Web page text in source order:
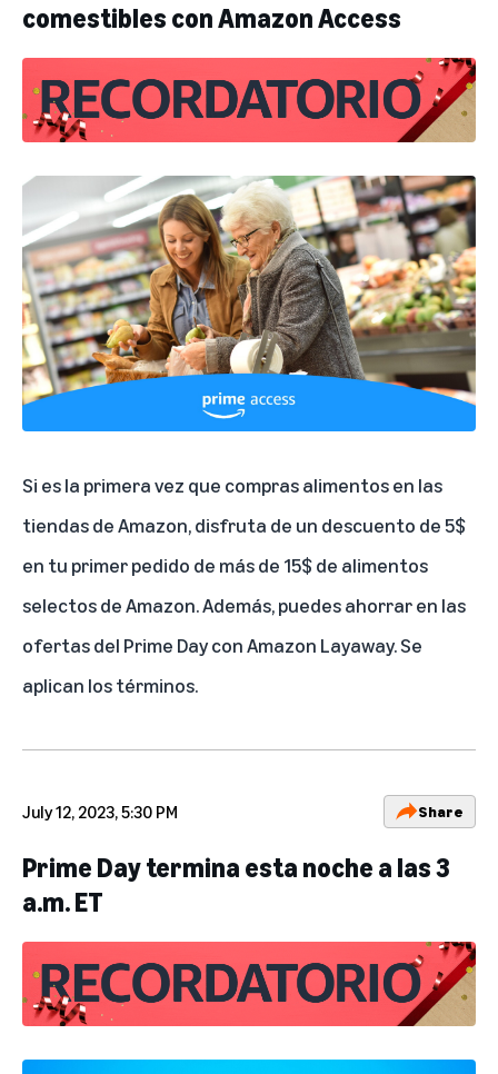
comestibles con Amazon Access
Si es la primera vez que compras alimentos en las
tiendas de Amazon, disfruta de un descuento de 5$
en tu primer pedido de más de 15$ de alimentos
selectos de Amazon. Además, puedes ahorrar en las
ofertas del Prime Day con Amazon Layaway. Se
aplican los términos.
July 12, 2023, 5:30 PM Share
Prime Day termina esta noche a las 3
a.m. ET